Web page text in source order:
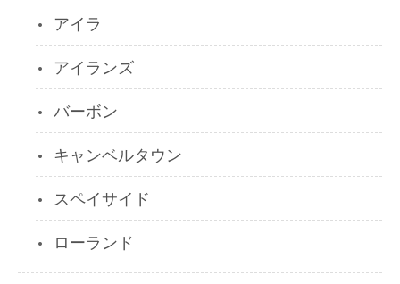
アイラ
アイランズ
バーボン
キャンベルタウン
スペイサイド
ローランド